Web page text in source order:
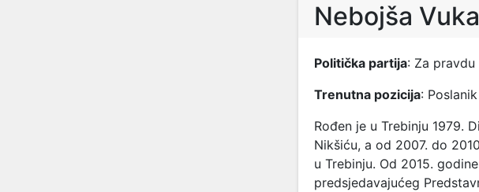
Nebojša
Politička partija: Za pravdu
Trenutna pozicija:
Rođen je u Trebinju 1979.
Nikšiću, a od 2007. do
u Trebinju. Od 2015.
predsjedavajućeg